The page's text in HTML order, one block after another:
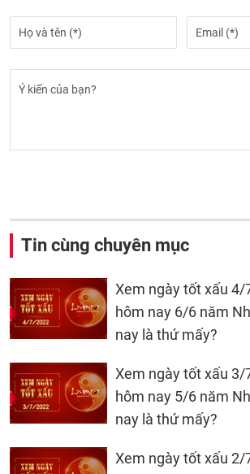
Tin cùng chuyên mục
Xem ngày tốt xấu 4/
hôm nay 6/6 năm
nay là thứ mấy?
Xem ngày tốt xấu 3/
hôm nay 5/6 năm
nay là thứ mấy?
Xem ngày tốt xấu 2/